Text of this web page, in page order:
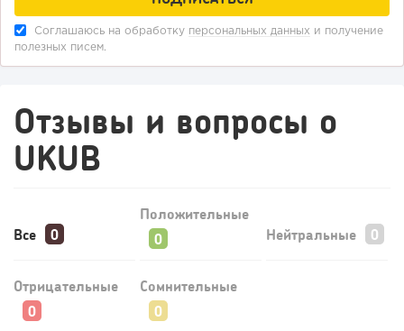
Соглашаюсь на обработку персональных данных и получение
полезных писем.
Отзывы и вопросы о
UKUB
Все
Положительные
Нейтральные
Отрицательные Сомнительные